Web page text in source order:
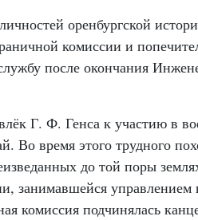
оренбургской
комиссии и
после окончания
Г. Ф. Генса к участию в
Во время этого трудного
до той поры
занимавшейся
подчинялась